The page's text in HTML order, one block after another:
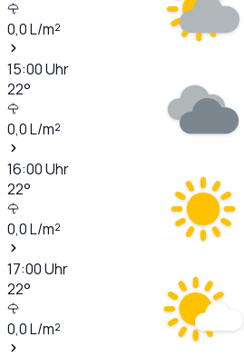
0,0L/m²
15:00Uhr
22°
0,0L/m²
16:00Uhr
22°
0,0L/m²
17:00Uhr
22°
0,0L/m²